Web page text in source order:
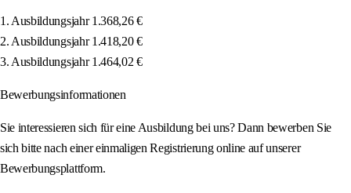
1. Ausbildungsjahr 1.368,26 €
2. Ausbildungsjahr 1.418,20 €
3. Ausbildungsjahr 1.464,02 €
Bewerbungsinformationen
Sie interessieren sich für eine Ausbildung bei uns? Dann bewerben Sie
sich bitte nach einer einmaligen Registrierung online auf unserer
Bewerbungsplattform.